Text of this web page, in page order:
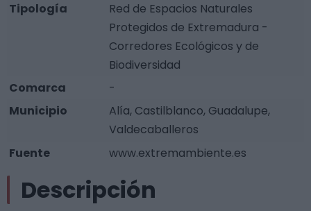
Tipología
Red de Espacios Naturales
Protegidos de Extremadura -
Corredores Ecológicos y de
Biodiversidad
Comarca
-
Municipio
Alía, Castilblanco, Guadalupe,
Valdecaballeros
Fuente
www.extremambiente.es
Descripción